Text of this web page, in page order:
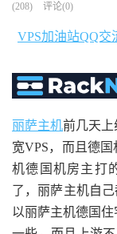
(208) 评论(0)
VPS加油站QQ交
丽萨主机前几天上
宽VPS，而且德
机德国机房主打
了，丽萨主机自
以丽萨主机德国